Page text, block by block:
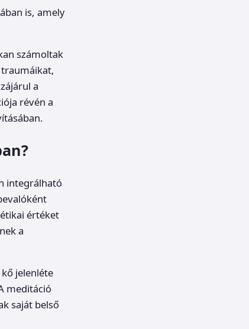
is, amely
számoltak
a
révén a
integrálható
értéket
a
jelenléte
meditáció
saját belső